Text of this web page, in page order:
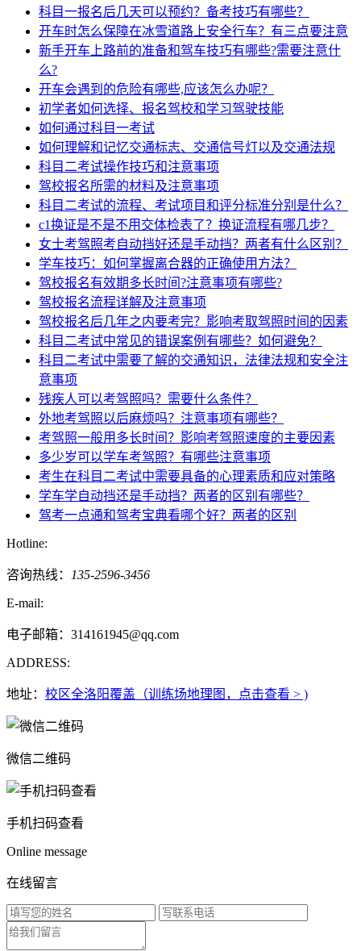
科目一报名后几天可以预约？备考技巧有哪些？
开车时怎么保障在冰雪道路上安全行车？有三点要注意
新手开车上路前的准备和驾车技巧有哪些?需要注意什
么?
开车会遇到的危险有哪些,应该怎么办呢？
初学者如何选择、报名驾校和学习驾驶技能
如何通过科目一考试
如何理解和记忆交通标志、交通信号灯以及交通法规
科目二考试操作技巧和注意事项
驾校报名所需的材料及注意事项
科目二考试的流程、考试项目和评分标准分别是什么？
c1换证是不是不用交体检表了？换证流程有哪几步？
女士考驾照考自动挡好还是手动挡？两者有什么区别？
学车技巧：如何掌握离合器的正确使用方法？
驾校报名有效期多长时间?注意事项有哪些?
驾校报名流程详解及注意事项
驾校报名后几年之内要考完？影响考取驾照时间的因素
科目二考试中常见的错误案例有哪些？如何避免？
科目二考试中需要了解的交通知识，法律法规和安全注
意事项
残疾人可以考驾照吗？需要什么条件？
外地考驾照以后麻烦吗？注意事项有哪些？
考驾照一般用多长时间？影响考驾照速度的主要因素
多少岁可以学车考驾照？有哪些注意事项
考生在科目二考试中需要具备的心理素质和应对策略
学车学自动挡还是手动挡？两者的区别有哪些？
驾考一点通和驾考宝典看哪个好？两者的区别
Hotline:
咨询热线： 135-2596-3456
E-mail:
电子邮箱：314161945@qq.com
ADDRESS:
地址： 校区全洛阳覆盖（训练场地理图，点击查看 > )
微信二维码
手机扫码查看
Online message
在线留言